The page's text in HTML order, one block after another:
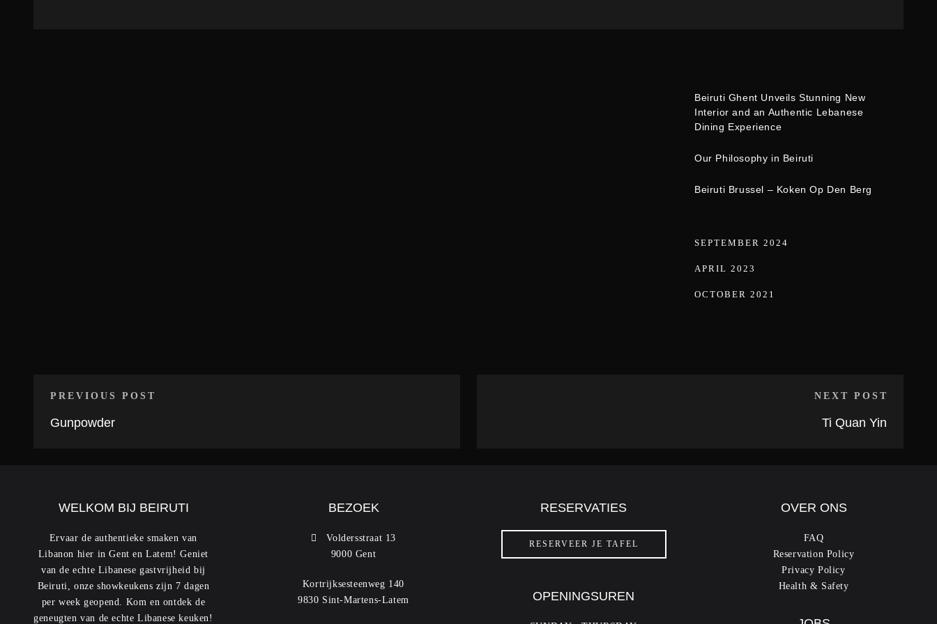
Beiruti Ghent Unveils Stunning New
Interior and an Authentic Lebanese
Dining Experience
Our Philosophy in Beiruti
Beiruti Brussel – Koken Op Den Berg
SEPTEMBER 2024
APRIL 2023
OCTOBER 2021
PREVIOUS POST
Gunpowder
NEXT POST
Ti Quan Yin
WELKOM BIJ BEIRUTI
Ervaar de authentieke smaken van
Libanon hier in Gent en Latem! Geniet
van de echte Libanese gastvrijheid bij
Beiruti, onze showkeukens zijn 7 dagen
per week geopend. Kom en ontdek de
geneugten van de echte Libanese keuken!
BEZOEK
Voldersstraat 13
9000 Gent
Kortrijksesteenweg 140
9830 Sint-Martens-Latem
RESERVATIES
RESERVEER JE TAFEL
OPENINGSUREN
OVER ONS
FAQ
Reservation Policy
Privacy Policy
Health & Safety